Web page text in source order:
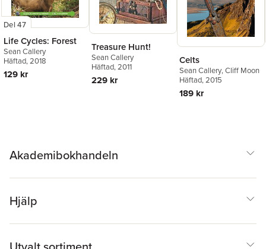
Del 47
Life Cycles: Forest
Sean Callery
Häftad, 2018
129 kr
Treasure Hunt!
Sean Callery
Häftad, 2011
229 kr
Celts
Sean Callery,Cliff Moon
Häftad, 2015
189 kr
Akademibokhandeln
Hjälp